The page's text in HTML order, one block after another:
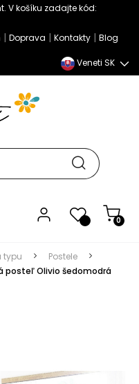
V košíku zadajte kód:
| Doprava | Kontakty | Blog
Veneti SK
0
typu
Postele
posteľ Olivio šedomodrá